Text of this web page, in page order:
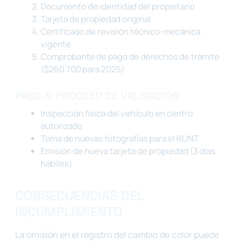
Documento de identidad del propietario
Tarjeta de propiedad original
Certificado de revisión técnico-mecánica
vigente
Comprobante de pago de derechos de trámite
($260.700 para 2025)
Inspección física del vehículo en centro
autorizado
Toma de nuevas fotografías para el RUNT
Emisión de nueva tarjeta de propiedad (3 días
hábiles)
La omisión en el registro del cambio de color puede